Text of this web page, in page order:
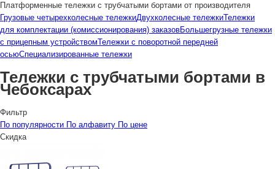
Платформенные тележки с трубчатыми бортами от производителя
Грузовые четырехколесные тележкиДвухколесные тележкиТележки
для комплектации (комиссионирования) заказовБольшегрузные тележки
с прицепным устройствомТележки с поворотной передней
осьюСпециализированные тележки
Тележки с трубчатыми бортами в
Чебоксарах
Фильтр
По популярности По алфавиту По цене
Скидка